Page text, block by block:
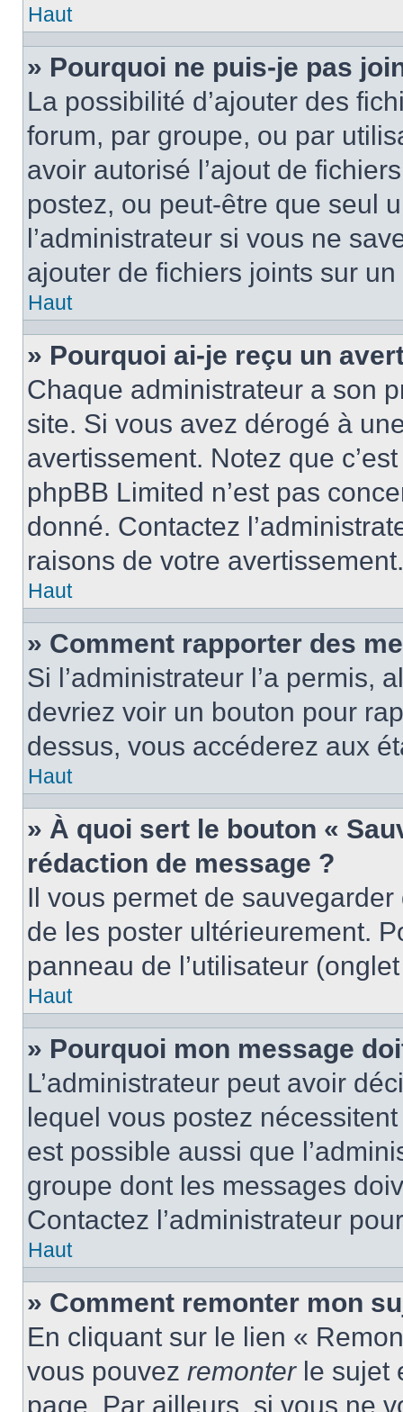
Haut
» Pourquoi ne puis-je pas
La possibilité d’ajouter des
forum, par groupe, ou par
avoir autorisé l’ajout de
postez, ou peut-être que seul
l’administrateur si vous ne
ajouter de fichiers joints sur un
Haut
» Pourquoi ai-je reçu un
Chaque administrateur a son
site. Si vous avez dérogé à
avertissement. Notez que
phpBB Limited n’est pas
donné. Contactez
raisons de votre avertissement.
Haut
» Comment rapporter des
Si l’administrateur l’a permis,
devriez voir un bouton pour
dessus, vous accéderez aux
Haut
» À quoi sert le bouton «
rédaction de message ?
Il vous permet de
de les poster ultérieurement.
panneau de l’utilisateur
Haut
» Pourquoi mon message
L’administrateur peut avoir
lequel vous postez
est possible aussi que
groupe dont les messages
Contactez l’administrateur
Haut
» Comment remonter mon
En cliquant sur le lien «
vous pouvez remonterle sujet
page. Par ailleurs, si vous ne